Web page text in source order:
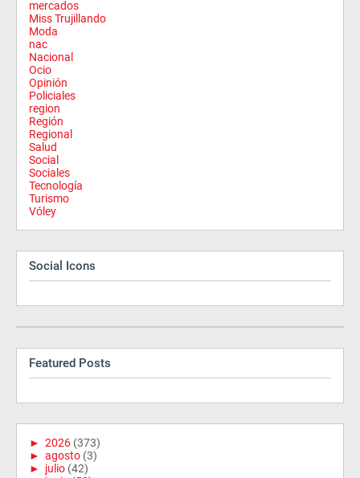
mercados
Miss Trujillando
Moda
nac
Nacional
Ocio
Opinión
Policiales
region
Región
Regional
Salud
Social
Sociales
Tecnología
Turismo
Vóley
Social Icons
Featured Posts
► 2026 (373)
► agosto (3)
► julio (42)